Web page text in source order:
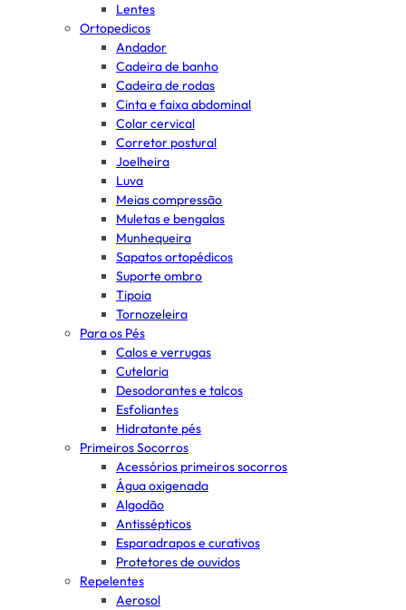
Lentes
Ortopedicos
Andador
Cadeira de banho
Cadeira de rodas
Cinta e faixa abdominal
Colar cervical
Corretor postural
Joelheira
Luva
Meias compressão
Muletas e bengalas
Munhequeira
Sapatos ortopédicos
Suporte ombro
Tipoia
Tornozeleira
Para os Pés
Calos e verrugas
Cutelaria
Desodorantes e talcos
Esfoliantes
Hidratante pés
Primeiros Socorros
Acessórios primeiros socorros
Água oxigenada
Algodão
Antissépticos
Esparadrapos e curativos
Protetores de ouvidos
Repelentes
Aerosol